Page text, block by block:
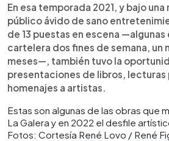
En esa temporada 2021, y bajo
público ávido de sano
de 13 puestas en escena —algunas
cartelera dos fines de semana, un
meses—, también tuvo la
presentaciones de libros, lecturas
homenajes a artistas.
Estas son algunas de las obras que
La Galera y en 2022 el desfile
Fotos: Cortesía René Lovo / René